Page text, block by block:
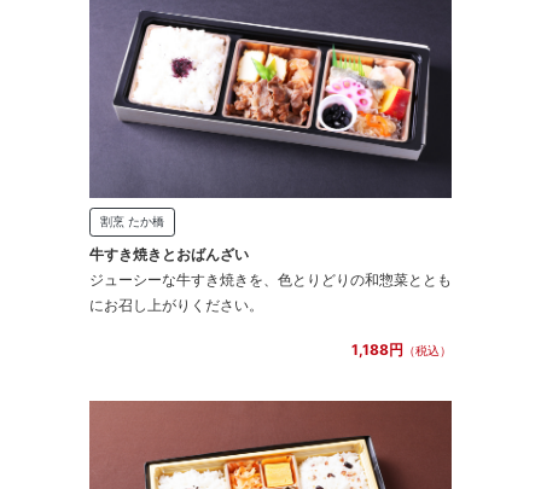
割烹 たか橋
牛すき焼きとおばんざい
ジューシーな牛すき焼きを、色とりどりの和惣菜ととも
にお召し上がりください。
1,188円 （税込）